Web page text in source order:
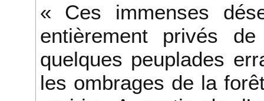
« Ces immenses
entièrement privés
quelques peuplades
les ombrages de la